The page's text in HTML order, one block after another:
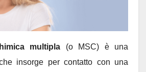
multipla (o MSC) è una
insorge per contatto con una